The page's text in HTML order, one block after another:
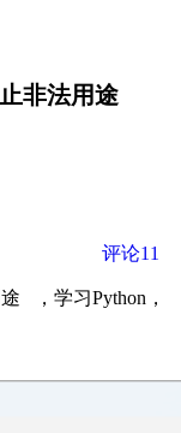
非法用途
评论11
，学习Python，